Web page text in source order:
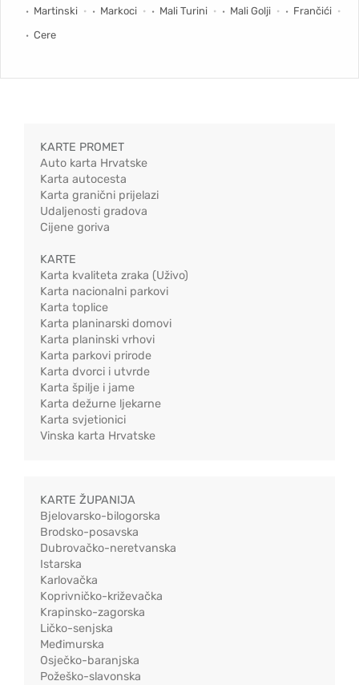
Martinski
Markoci Mali Turini Mali Golji
Frančići
Cere
KARTE PROMET
Auto karta Hrvatske
Karta autocesta
Karta granični prijelazi
Udaljenosti gradova
Cijene goriva
KARTE
Karta kvaliteta zraka (Uživo)
Karta nacionalni parkovi
Karta toplice
Karta planinarski domovi
Karta planinski vrhovi
Karta parkovi prirode
Karta dvorci i utvrde
Karta špilje i jame
Karta dežurne ljekarne
Karta svjetionici
Vinska karta Hrvatske
KARTE ŽUPANIJA
Bjelovarsko-bilogorska
Brodsko-posavska
Dubrovačko-neretvanska
Istarska
Karlovačka
Koprivničko-križevačka
Krapinsko-zagorska
Ličko-senjska
Međimurska
Osječko-baranjska
Požeško-slavonska